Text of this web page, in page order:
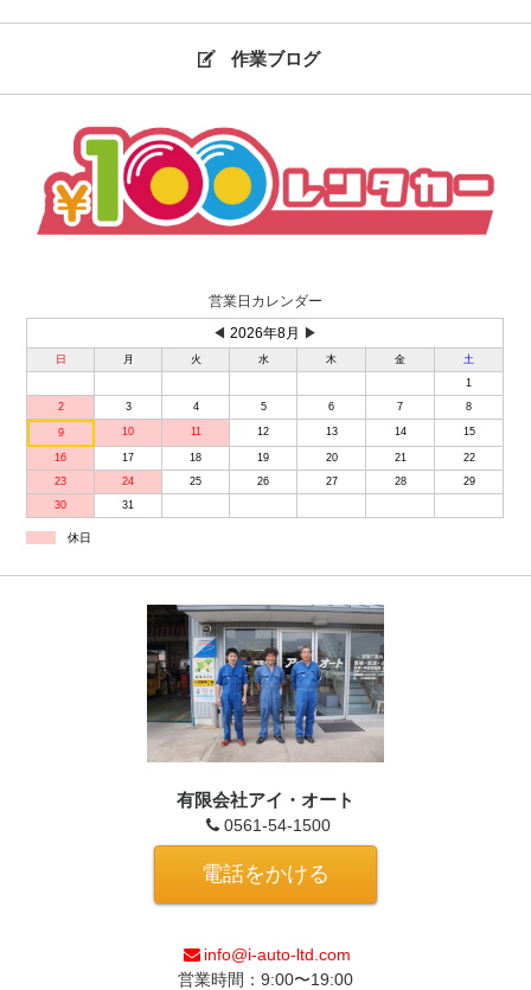
作業ブログ
営業日カレンダー
◀ 2026年8月 ▶
日 月 火 水 木 金
土
1
2
3 4 5 6 7 8
9 10 11 12 13 14 15
16 17 18 19 20 21
22
23
24 25 26 27 28
29
30
31
休日
有限会社アイ・オート
0561-54-1500
電話をかける
info@i-auto-ltd.com
営業時間：9:00〜19:00